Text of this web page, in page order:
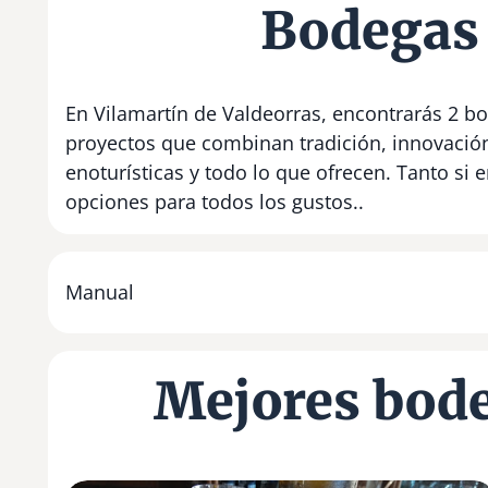
En Vilamartín de Valdeorras, encontrarás 2
proyectos que combinan tradición,
enoturísticas y todo lo que ofrecen. Tanto si
opciones para todos los gustos..
Manual
Mejores